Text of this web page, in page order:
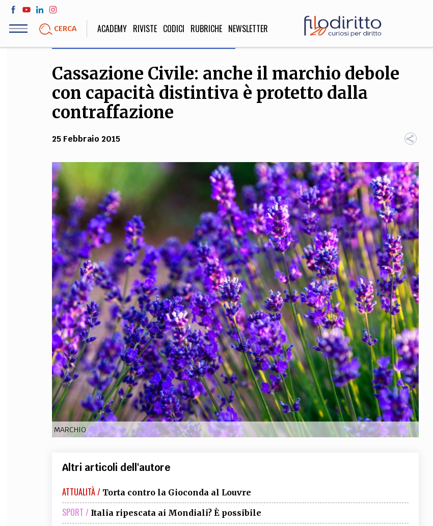
Salta
contenuto
CERCA ACADEMY RIVISTE CODICI RUBRICHE NEWSLETTER
LIFE STYLE
Sport, Cucina, Viaggi,
Moda
SOCIETÀ
Politica, Attualità,
Educazione, Lavoro, Esteri
DIRITTO
STORIA E FILOSOFIA
Scienze storiche,
umanistiche, Religione
INNOVAZIONE
Scienze informatiche,
Architettura, Ingegneria
TEAM
FILODIRITTO REDAZIONE COMITATO SCIENTIFICO AUTORI CURATORI FOTOGRAFI
EXTRA
CODICI RUBRICHE LIBRI PROCEEDINGS PUBBLICITÀ CONTATTI
SOCIAL MEDIA
Cassazione Civile: anche il marchio debole
con capacità distintiva è protetto dalla
contraffazione
25 Febbraio 2015
MARCHIO
Altri articoli dell'autore
ATTUALITÀ / Torta contro la Gioconda al Louvre
SPORT / Italia ripescata ai Mondiali? È possibile